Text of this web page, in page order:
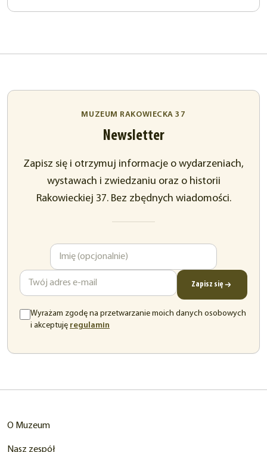
MUZEUM RAKOWIECKA 37
Newsletter
Zapisz się i otrzymuj informacje o wydarzeniach,
wystawach i zwiedzaniu oraz o historii
Rakowieckiej 37. Bez zbędnych wiadomości.
Zapisz się
Wyrażam zgodę na przetwarzanie moich danych osobowych
i akceptuję regulamin
O Muzeum
Nasz zespół